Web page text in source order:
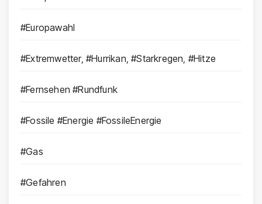
#Europawahl
#Extremwetter, #Hurrikan, #Starkregen, #Hitze
#Fernsehen #Rundfunk
#Fossile #Energie #FossileEnergie
#Gas
#Gefahren